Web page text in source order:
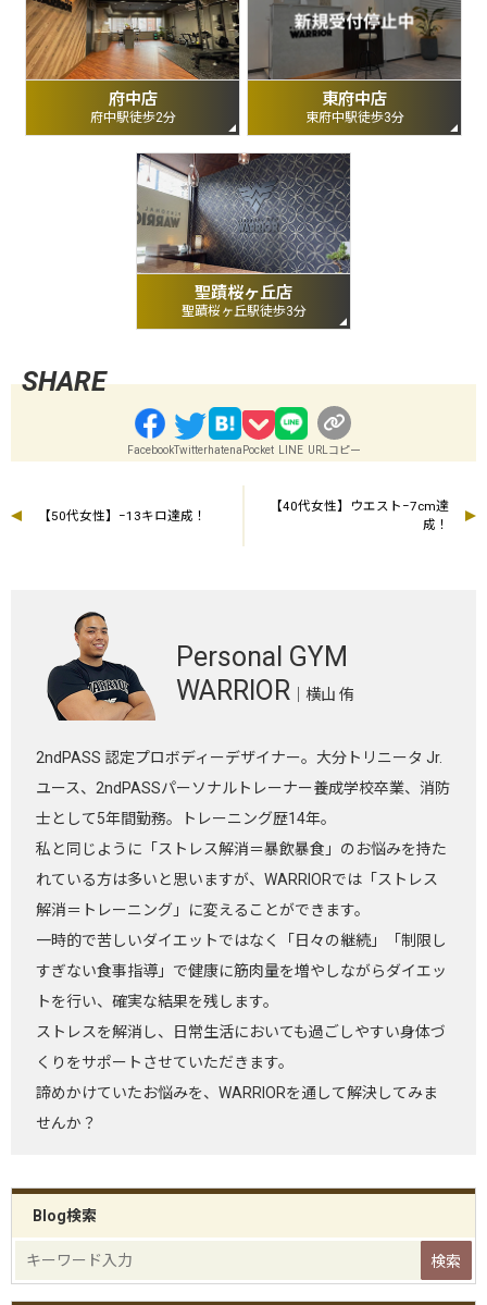
府中店
府中駅徒歩2分
東府中店
東府中駅徒歩3分
聖蹟桜ヶ丘店
聖蹟桜ヶ丘駅徒歩3分
FacebookTwitterhatena Pocket LINE URLコピー
【50代女性】−13キロ達成！
【40代女性】ウエスト−7cm達
成！
Personal GYM
WARRIOR ｜横山 侑
2ndPASS 認定プロボディーデザイナー。大分トリニータ Jr.
ユース、2ndPASSパーソナルトレーナー養成学校卒業、消防
士として5年間勤務。トレーニング歴14年。
私と同じように「ストレス解消＝暴飲暴食」のお悩みを持た
れている方は多いと思いますが、WARRIORでは「ストレス
解消＝トレーニング」に変えることができます。
一時的で苦しいダイエットではなく「日々の継続」「制限し
すぎない食事指導」で健康に筋肉量を増やしながらダイエッ
トを行い、確実な結果を残します。
ストレスを解消し、日常生活においても過ごしやすい身体づ
くりをサポートさせていただきます。
諦めかけていたお悩みを、WARRIORを通して解決してみま
せんか？
Blog検索